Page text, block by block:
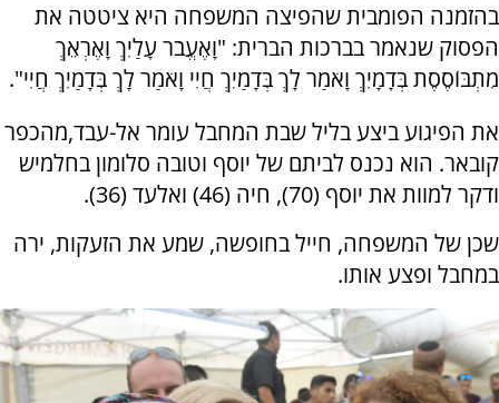
בהזמנה הפומבית שהפיצה המשפחה היא ציטטה את
הפסוק שנאמר בברכות הברית: "וָאֶעֱבֹר עָלַיִךְ וָאֶרְאֵךְ
מִתְבּוֹסֶסֶת בְּדָמָיִךְ וָאֹמַר לָךְ בְּדָמַיִךְ חֲיִי וָאֹמַר לָךְ בְּדָמַיִךְ חֲיִי".
את הפיגוע ביצע בליל שבת המחבל עומר אל-עבד,מהכפר
קובאר. הוא נכנס לביתם של יוסף וטובה סלומון בחלמיש
ודקר למוות את יוסף (70), חיה (46) ואלעד (36).
שכן של המשפחה, חייל בחופשה, שמע את הזעקות, ירה
במחבל ופצע אותו.